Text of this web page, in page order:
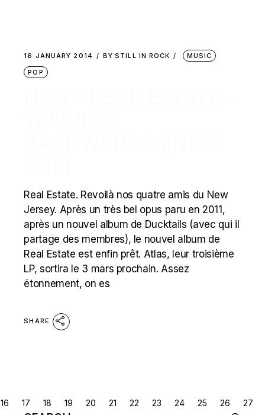
16 JANUARY 2014 BY STILL IN ROCK
MUSIC
POP
Real Estate. Revoilà nos quatre amis du New
Jersey. Après un très bel opus paru en 2011,
après un nouvel album de Ducktails (avec qui il
partage des membres), le nouvel album de
Real Estate est enfin prêt. Atlas, leur troisième
LP, sortira le 3 mars prochain. Assez
étonnement, on es
SHARE
POSTS
16 17 18 19 20 21 22 23 24 25 26 27